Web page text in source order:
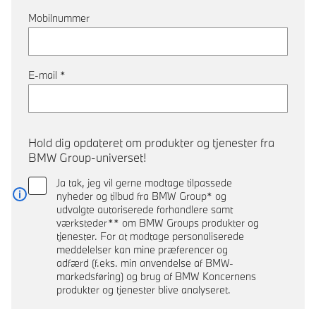
Mobilnummer
E-mail *
Hold dig opdateret om produkter og tjenester fra
BMW Group-universet!
Ja tak, jeg vil gerne modtage tilpassede
nyheder og tilbud fra BMW Group* og
udvalgte autoriserede forhandlere samt
værksteder** om BMW Groups produkter og
tjenester. For at modtage personaliserede
meddelelser kan mine præferencer og
adfærd (f.eks. min anvendelse af BMW-
markedsføring) og brug af BMW Koncernens
produkter og tjenester blive analyseret.
Læs mere